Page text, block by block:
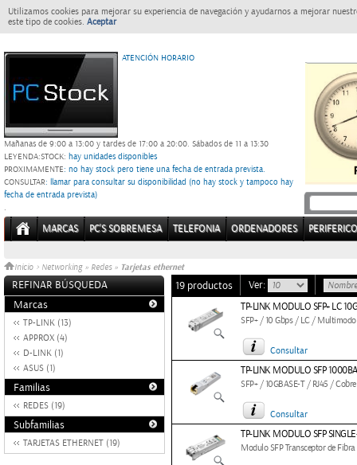
Utilizamos cookies para mejorar su experiencia de navegación y ayudarnos a mejorar
este tipo de cookies. Aceptar
ATENCIÓN HORARIO
Mañanas de 9:00 a 13:00 y tardes de 17:00 a 20:00. Sábados de 11 a 13:30
LEYENDA:STOCK: hay unidades disponibles
PROXIMAMENTE: no hay stock pero tiene una fecha de entrada prevista.
CONSULTAR: llamar para consultar su disponibilidad (no hay stock y tampoco hay
fecha de entrada prevista)
.
MARCAS PC'S SOBREMESA TELEFONIA ORDENADORES
Inicio > Networking» Redes » Tarjetas ethernet
REFINAR BÚSQUEDA
Marcas
TP-LINK (13)
APPROX (4)
D-LINK (1)
ASUS (1)
Familias
REDES (19)
Subfamilias
TARJETAS ETHERNET (19)
19 productos Ver:
TP-LINK MODULO SFP+ LC
SFP+ / 10 Gbps / LC /
Consultar
TP-LINK MODULO SFP
SFP+ / 10GBASE-T / RJ45 /
Consultar
TP-LINK MODULO SFP
Modulo SFP Transceptor de